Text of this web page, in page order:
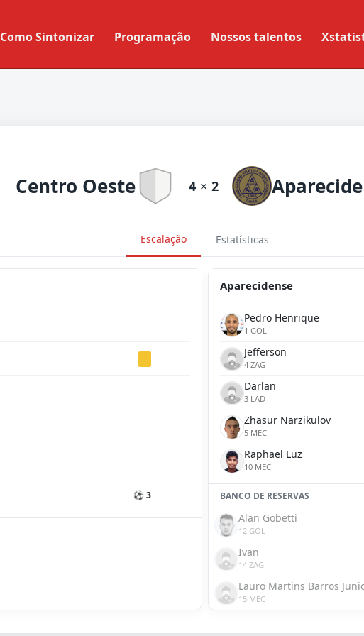
Como Sintonizar Programação Nossos talentos
Centro Oeste 4 × 2
Escalação Estatísticas
⚽ 3
Aparecidense
Pedro Henrique
1 GOL
Jefferson
4 ZAG
Darlan
3 LAD
Zhasur Narzikulov
5 MEC
Raphael Luz
10 MEC
BANCO DE RESERVAS
Alan Gobetti
12 GOL
Ivan
14 ZAG
Lauro Martins Barros
15 MEC